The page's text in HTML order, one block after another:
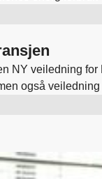
i tillegg utslipp
NY veiledning for
også
som har med